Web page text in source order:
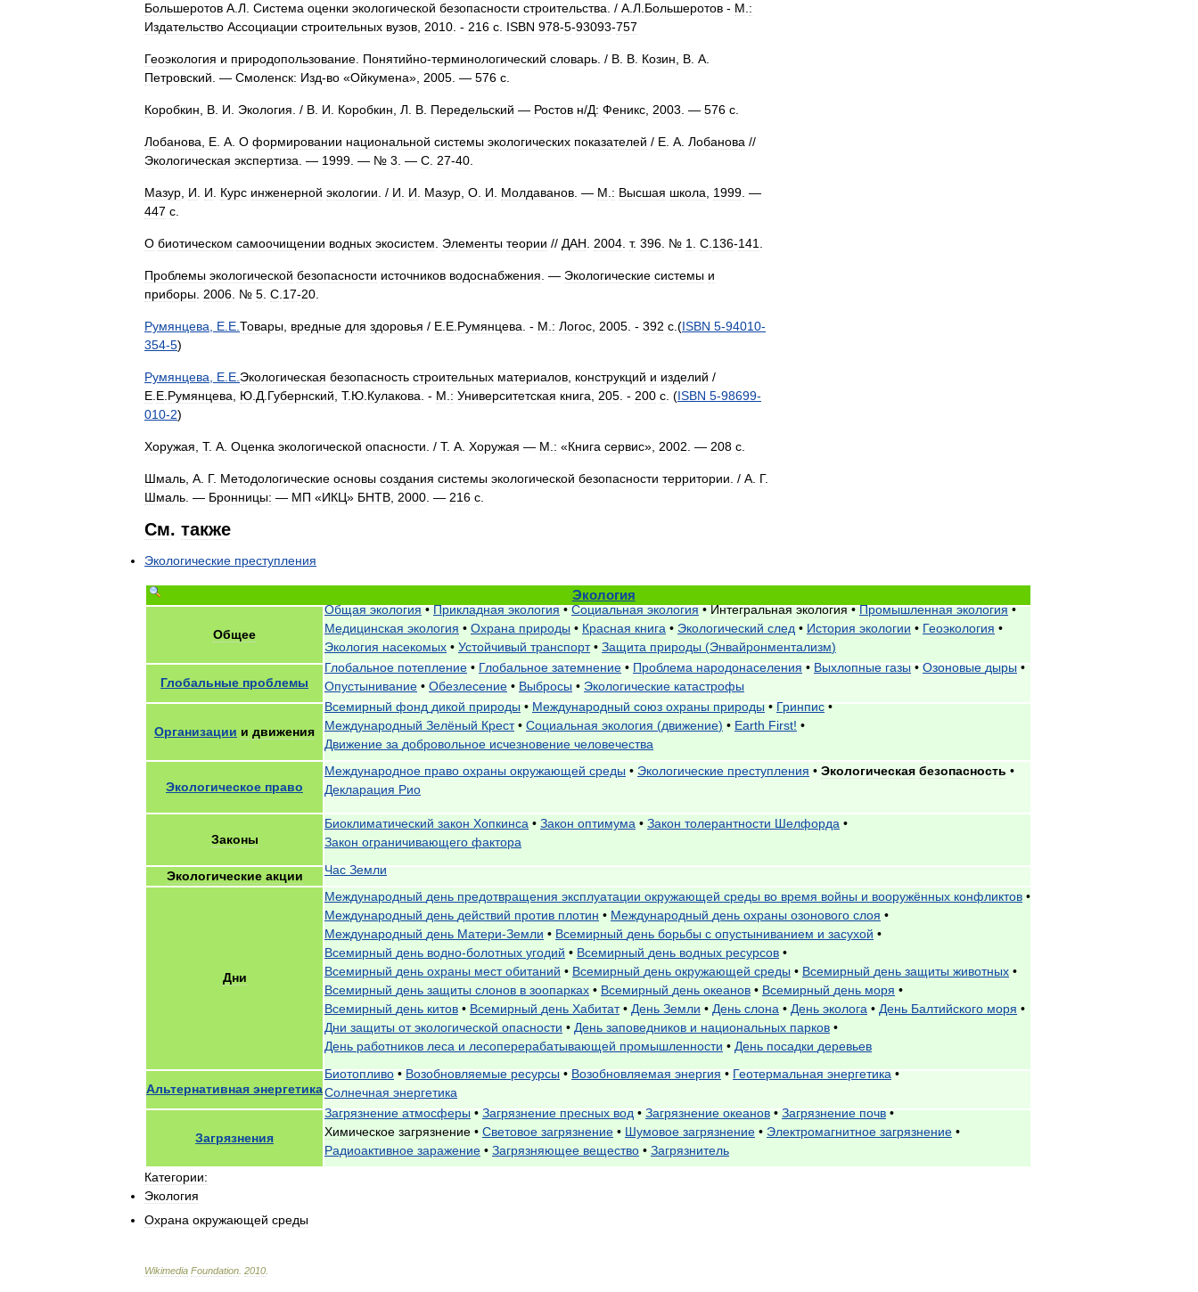
Большеротов А Л Система оценки экологической безопасности строительства . / А Л Большеротов - М :
Издательство Ассоциации строительных вузов 2010 . - 216 с ISBN 978-5-93093-757
Геоэкология и природопользование Понятийно-терминологический словарь . / В В Козин В А
Петровский . — Смоленск: Изд-во «Ойкумена», 2005 . — 576 с
Коробкин В И Экология . / В И Коробкин Л В Передельский — Ростов н/Д: Феникс 2003 . — 576 с
Лобанова Е А О формировании национальной системы экологических показателей / Е А Лобанова //
Экологическая экспертиза . — 1999 . — № 3 . — С 27-40
Мазур И И Курс инженерной экологии . / И И Мазур О И Молдаванов . — М : Высшая школа 1999 . —
447 с
О биотическом самоочищении водных экосистем Элементы теории // ДАН 2004 т. 396 . № 1 С 136-141
Проблемы экологической безопасности источников водоснабжения . — Экологические системы и
приборы 2006 . № 5 С 17-20
Румянцева Е Е Товары вредные для здоровья / Е Е Румянцева . - М : Логос 2005 . - 392 с .(ISBN 5-94010-
354-5)
Румянцева Е Е Экологическая безопасность строительных материалов конструкций и изделий /
Е Е Румянцева Ю Д Губернский Т.Ю Кулакова . - М : Университетская книга 205 . - 200 с . (ISBN 5-98699-
010-2)
Хоружая Т. А Оценка экологической опасности . / Т. А Хоружая — М : «Книга сервис», 2002 . — 208 с
Шмаль А Г. Методологические основы создания системы экологической безопасности территории . / А Г.
Шмаль . — Бронницы: — МП «ИКЦ» БНТВ 2000 . — 216 с
См. также
Экологические преступления
Экология
Общее
Общая экология• Прикладная экология• Социальная экология• Интегральная экология• Промышленная экология•
Медицинская экология • Охрана природы • Красная книга • Экологический след • История экологии • Геоэкология •
Экология насекомых • Устойчивый транспорт• Защита природы (Энвайронментализм)
Глобальные проблемы
Глобальное потепление• Глобальное затемнение• Проблема народонаселения• Выхлопные газы• Озоновые дыры•
Опустынивание • Обезлесение • Выбросы • Экологические катастрофы
Организации и движения
Всемирный фонд дикой природы• Международный союз охраны природы• Гринпис•
Международный Зелёный Крест• Социальная экология (движение) • Earth First! •
Движение за добровольное исчезновение человечества
Экологическое право
Международное право охраны окружающей среды • Экологические преступления • Экологическая безопасность •
Декларация Рио
Законы
Биоклиматический закон Хопкинса • Закон оптимума • Закон толерантности Шелфорда •
Закон ограничивающего фактора
Экологические акции Час Земли
Дни
Международный день предотвращения эксплуатации окружающей среды во время войны и вооружённых конфликтов •
Международный день действий против плотин • Международный день охраны озонового слоя •
Международный день Матери-Земли • Всемирный день борьбы с опустыниванием и засухой •
Всемирный день водно-болотных угодий • Всемирный день водных ресурсов •
Всемирный день охраны мест обитаний • Всемирный день окружающей среды • Всемирный день защиты животных •
Всемирный день защиты слонов в зоопарках • Всемирный день океанов • Всемирный день моря •
Всемирный день китов • Всемирный день Хабитат• День Земли • День слона • День эколога • День Балтийского моря •
Дни защиты от экологической опасности • День заповедников и национальных парков •
День работников леса и лесоперерабатывающей промышленности • День посадки деревьев
Альтернативная энергетика
Биотопливо• Возобновляемые ресурсы• Возобновляемая энергия• Геотермальная энергетика•
Солнечная энергетика
Загрязнения
Загрязнение атмосферы• Загрязнение пресных вод• Загрязнение океанов• Загрязнение почв•
Химическое загрязнение • Световое загрязнение • Шумовое загрязнение • Электромагнитное загрязнение •
Радиоактивное заражение • Загрязняющее вещество • Загрязнитель
Категории:
Экология
Охрана окружающей среды
Wikimedia Foundation 2010